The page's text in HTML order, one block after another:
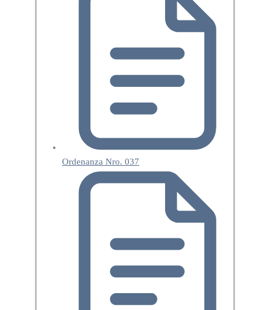
Ordenanza Nro. 037